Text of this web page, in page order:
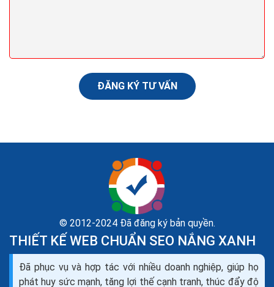
Mẫu landing page thực phẩm chức năng quảng cáo
seo ra đơn 100%
ĐĂNG KÝ TƯ VẤN
© 2012-2024 Đã đăng ký bản quyền.
THIẾT KẾ WEB CHUẨN SEO NẮNG XANH
Đã phục vụ và hợp tác với nhiều doanh nghiệp, giúp họ
phát huy sức mạnh, tăng lợi thế cạnh tranh, thúc đẩy độ